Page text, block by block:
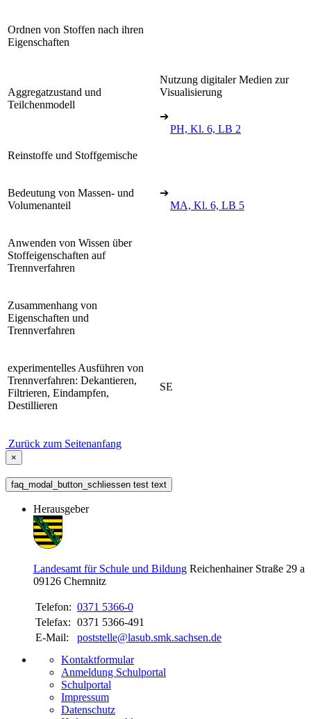
Ordnen von Stoffen nach ihren
Eigenschaften
Aggregatzustand und
Teilchenmodell
Nutzung digitaler Medien zur
Visualisierung
➔
PH, Kl. 6, LB 2
Reinstoffe und Stoffgemische
Bedeutung von Massen- und
Volumenanteil
➔
MA, Kl. 6, LB 5
Anwenden von Wissen über
Stoffeigenschaften auf
Trennverfahren
Zusammenhang von
Eigenschaften und
Trennverfahren
experimentelles Ausführen von
Trennverfahren: Dekantieren,
Filtrieren, Eindampfen,
Destillieren
SE
Zurück zum Seitenanfang
×
faq_modal_button_schliessen test text
Herausgeber
Landesamt für Schule und Bildung Reichenhainer Straße 29 a
09126 Chemnitz
Telefon: 0371 5366-0
Telefax: 0371 5366-491
E-Mail:
poststelle@lasub.smk.sachsen.de
Kontaktformular
Anmeldung Schulportal
Schulportal
Impressum
Datenschutz